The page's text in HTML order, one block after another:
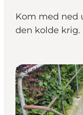
Kom med ned
den kolde krig.
Det sker